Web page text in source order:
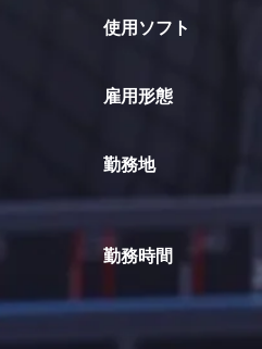
使用ソフト
雇用形態
勤務地
勤務時間